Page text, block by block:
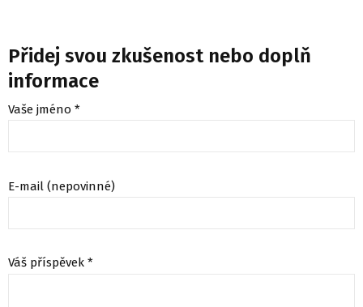
Přidej svou zkušenost nebo doplň
informace
Vaše jméno *
E-mail (nepovinné)
Váš příspěvek *